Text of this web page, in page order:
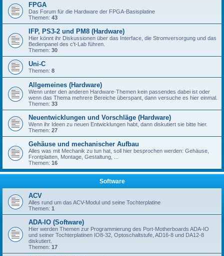
FPGA
Das Forum für die Hardware der FPGA-Basisplatine
Themen: 43
IFP, PS3-2 und PM8 (Hardware)
Hier könnt ihr Diskussionen über das Interface, die Stromversorgung und das
Bedienpanel des c't-Lab führen.
Themen: 30
Uni-C
Themen: 8
Allgemeines (Hardware)
Wenn unter den anderen Hardware-Themen kein passendes dabei ist oder
wenn das Thema mehrere Bereiche überspant, dann versuche es hier einmal.
Themen: 33
Neuentwicklungen und Vorschläge (Hardware)
Wenn ihr Ideen zu neuen Entwicklungen habt, dann diskutiert sie bitte hier.
Themen: 27
Gehäuse und mechanischer Aufbau
Alles was mit Mechanik zu tun hat, soll hier besprochen werden: Gehäuse,
Frontplatten, Montage, Gestaltung, ...
Themen: 16
Software
ACV
Alles rund um das ACV-Modul und seine Tochterplatine
Themen: 1
ADA-IO (Software)
Hier werden Themen zur Programmierung des Port-Motherboards ADA-IO
und seiner Tochterplatinen IO8-32, Optoschaltstufe, AD16-8 und DA12-8
diskutiert.
Themen: 17